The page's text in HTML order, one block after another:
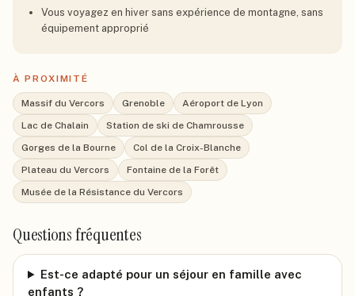
Vous voyagez en hiver sans expérience de montagne, sans
équipement approprié
À PROXIMITÉ
Massif du Vercors Grenoble
Aéroport de Lyon
Lac de Chalain
Station de ski de Chamrousse
Gorges de la Bourne
Col de la Croix-Blanche
Plateau du Vercors
Fontaine de la Forêt
Musée de la Résistance du Vercors
Questions fréquentes
Est-ce adapté pour un séjour en famille avec
enfants ?